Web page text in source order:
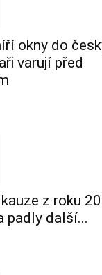
okny do
varují před
z roku
padly další...